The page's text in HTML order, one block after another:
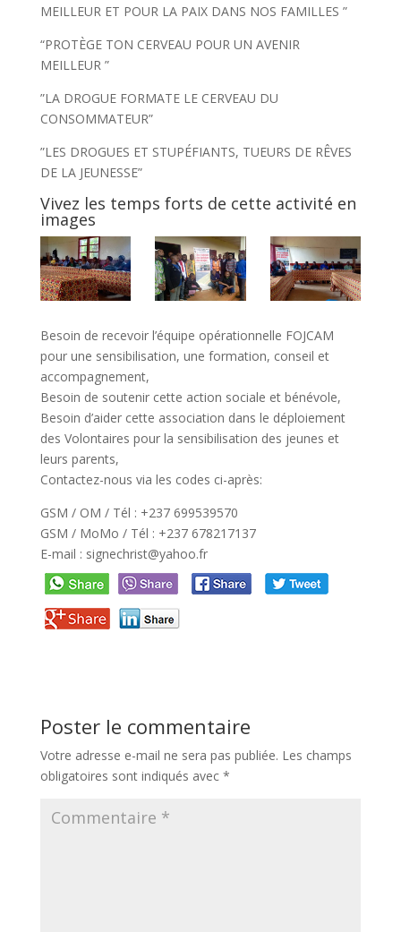
MEILLEUR ET POUR LA PAIX DANS NOS FAMILLES ”
“PROTÈGE TON CERVEAU POUR UN AVENIR
MEILLEUR ”
”LA DROGUE FORMATE LE CERVEAU DU
CONSOMMATEUR”
”LES DROGUES ET STUPÉFIANTS, TUEURS DE RÊVES
DE LA JEUNESSE”
Vivez les temps forts de cette activité en
images
Besoin de recevoir l’équipe opérationnelle FOJCAM
pour une sensibilisation, une formation, conseil et
accompagnement,
Besoin de soutenir cette action sociale et bénévole,
Besoin d’aider cette association dans le déploiement
des Volontaires pour la sensibilisation des jeunes et
leurs parents,
Contactez-nous via les codes ci-après:
GSM / OM / Tél : +237 699539570
GSM / MoMo / Tél : +237 678217137
E-mail : signechrist@yahoo.fr
Poster le commentaire
Votre adresse e-mail ne sera pas publiée. Les champs
obligatoires sont indiqués avec *